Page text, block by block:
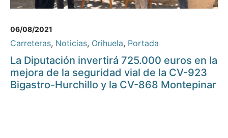
06/08/2021
Carreteras, Noticias, Orihuela, Portada
La Diputación invertirá 725.000 euros en la
mejora de la seguridad vial de la CV-923
Bigastro-Hurchillo y la CV-868 Montepinar